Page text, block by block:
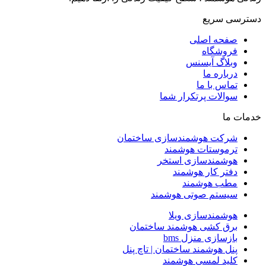
دسترسی سریع
صفحه اصلی
فروشگاه
وبلاگ آیسنس
درباره ما
تماس با ما
سوالات پرتکرار شما
خدمات ما
شرکت هوشمندسازی ساختمان
ترموستات هوشمند
هوشمندسازی استخر
دفتر کار هوشمند
مطب هوشمند
سیستم صوتی هوشمند
هوشمندسازی ویلا
برق کشی هوشمند ساختمان
بازسازی منزل bms
پنل هوشمند ساختمان | تاچ پنل
کلید لمسی هوشمند